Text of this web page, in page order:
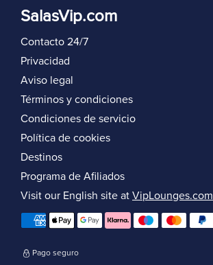
SalasVip.com
Contacto 24/7
Privacidad
Aviso legal
Términos y condiciones
Condiciones de servicio
Política de cookies
Destinos
Programa de Afiliados
Visit our English site at VipLounges.com
Pago seguro